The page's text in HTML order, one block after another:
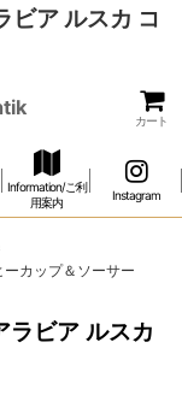
ア ルスカ コ
カート
Information/ご利
用案内
Instagram
カップ＆ソーサー
ビア ルスカ